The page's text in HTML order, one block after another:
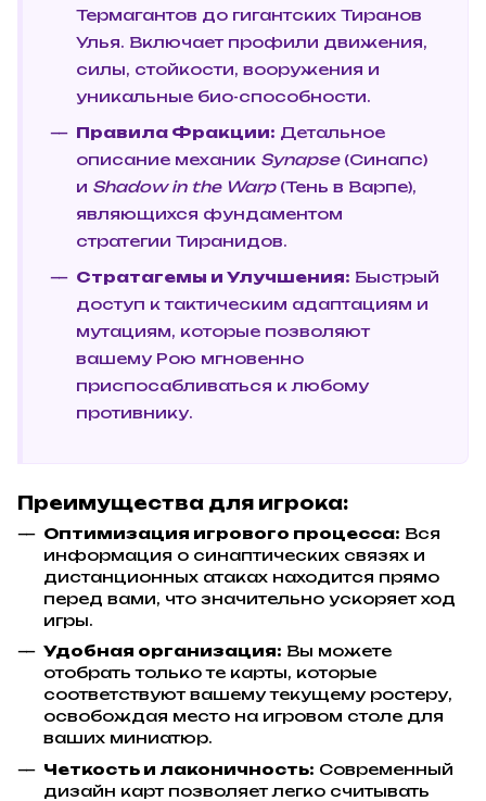
Термагантов до гигантских Тиранов
Улья. Включает профили движения,
силы, стойкости, вооружения и
уникальные био-способности.
Правила Фракции: Детальное
описание механик Synapse(Синапс)
и Shadow in the Warp(Тень в Варпе),
являющихся фундаментом
стратегии Тиранидов.
Стратагемы и Улучшения: Быстрый
доступ к тактическим адаптациям и
мутациям, которые позволяют
вашему Рою мгновенно
приспосабливаться к любому
противнику.
Преимущества для игрока:
Оптимизация игрового процесса: Вся
информация о синаптических связях и
дистанционных атаках находится прямо
перед вами, что значительно ускоряет ход
игры.
Удобная организация: Вы можете
отобрать только те карты, которые
соответствуют вашему текущему ростеру,
освобождая место на игровом столе для
ваших миниатюр.
Четкость и лаконичность: Современный
дизайн карт позволяет легко считывать